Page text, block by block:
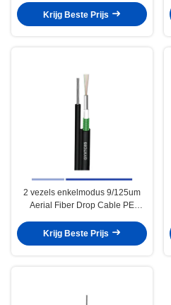
kabel
Krijg Beste Prijs
2 vezels enkelmodus 9/125um
Aerial Fiber Drop Cable PE
Krijg Beste Prijs